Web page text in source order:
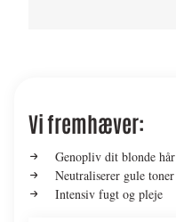
Vi fremhæver:
Genopliv dit blonde hår
Neutraliserer gule toner
Intensiv fugt og pleje